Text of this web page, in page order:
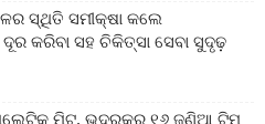
ସ୍ଥିତି ସମୀକ୍ଷା କଲେ
କରିବା ସହ ଚିକିତ୍ସା ସେବା ସୁଦୃଢ଼
ମିଟ୍‌, ଭଦ୍ରକରୁ ୧୬ ଜଣିଆ ଟିମ୍